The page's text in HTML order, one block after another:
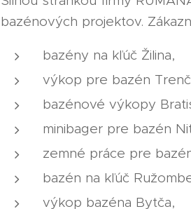
bazénových projektov.
bazény na kľúč Žilina,
výkop pre bazén
bazénové výkopy
minibager pre bazén
zemné práce pre
bazén na kľúč
výkop bazéna Bytča,